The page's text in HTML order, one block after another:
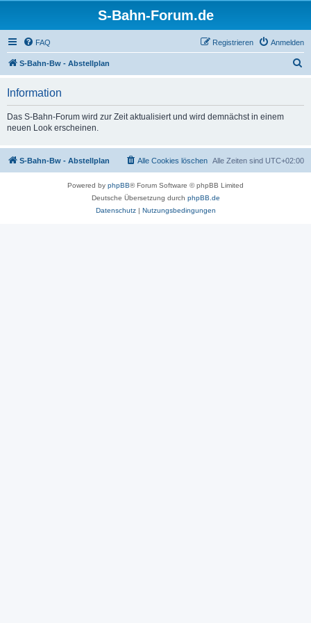
S-Bahn-Forum.de
FAQ Anmelden
Registrieren
S-Bahn-Bw - Abstellplan
Information
Das S-Bahn-Forum wird zur Zeit aktualisiert und wird demnächst in einem
neuen Look erscheinen.
S-Bahn-Bw - Abstellplan Alle Zeiten sind UTC+02:00
Alle Cookies löschen
Powered by phpBB® Forum Software © phpBB Limited
Deutsche Übersetzung durch phpBB.de
Datenschutz| Nutzungsbedingungen